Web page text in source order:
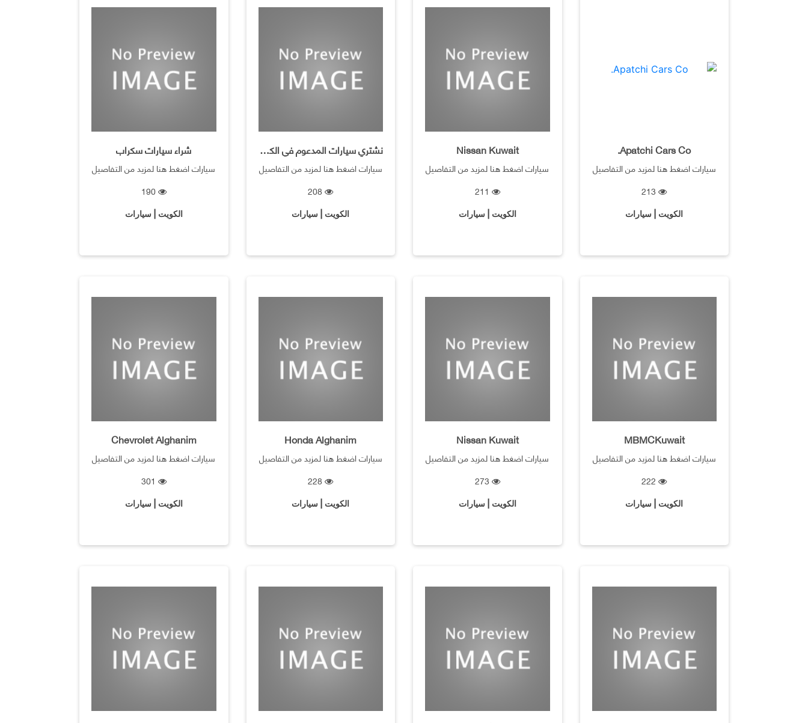
Apatchi Cars Co.
سيارات اضغط هنا لمزيد من التفاصيل
213
الكويت | سيارات
Nissan Kuwait
سيارات اضغط هنا لمزيد من التفاصيل
الكويت | سيارات
نشتري سيارات المدعوم في الكويت
سيارات اضغط هنا لمزيد من التفاصيل
208
الكويت | سيارات
شراء سيارات سكراب
سيارات اضغط هنا لمزيد من التفاصيل
190
الكويت | سيارات
MBMCKuwait
سيارات اضغط هنا لمزيد من التفاصيل
222
الكويت | سيارات
Nissan Kuwait
سيارات اضغط هنا لمزيد من التفاصيل
الكويت | سيارات
Honda Alghanim
سيارات اضغط هنا لمزيد من التفاصيل
228
الكويت | سيارات
Chevrolet Alghanim
سيارات اضغط هنا لمزيد من التفاصيل
الكويت | سيارات